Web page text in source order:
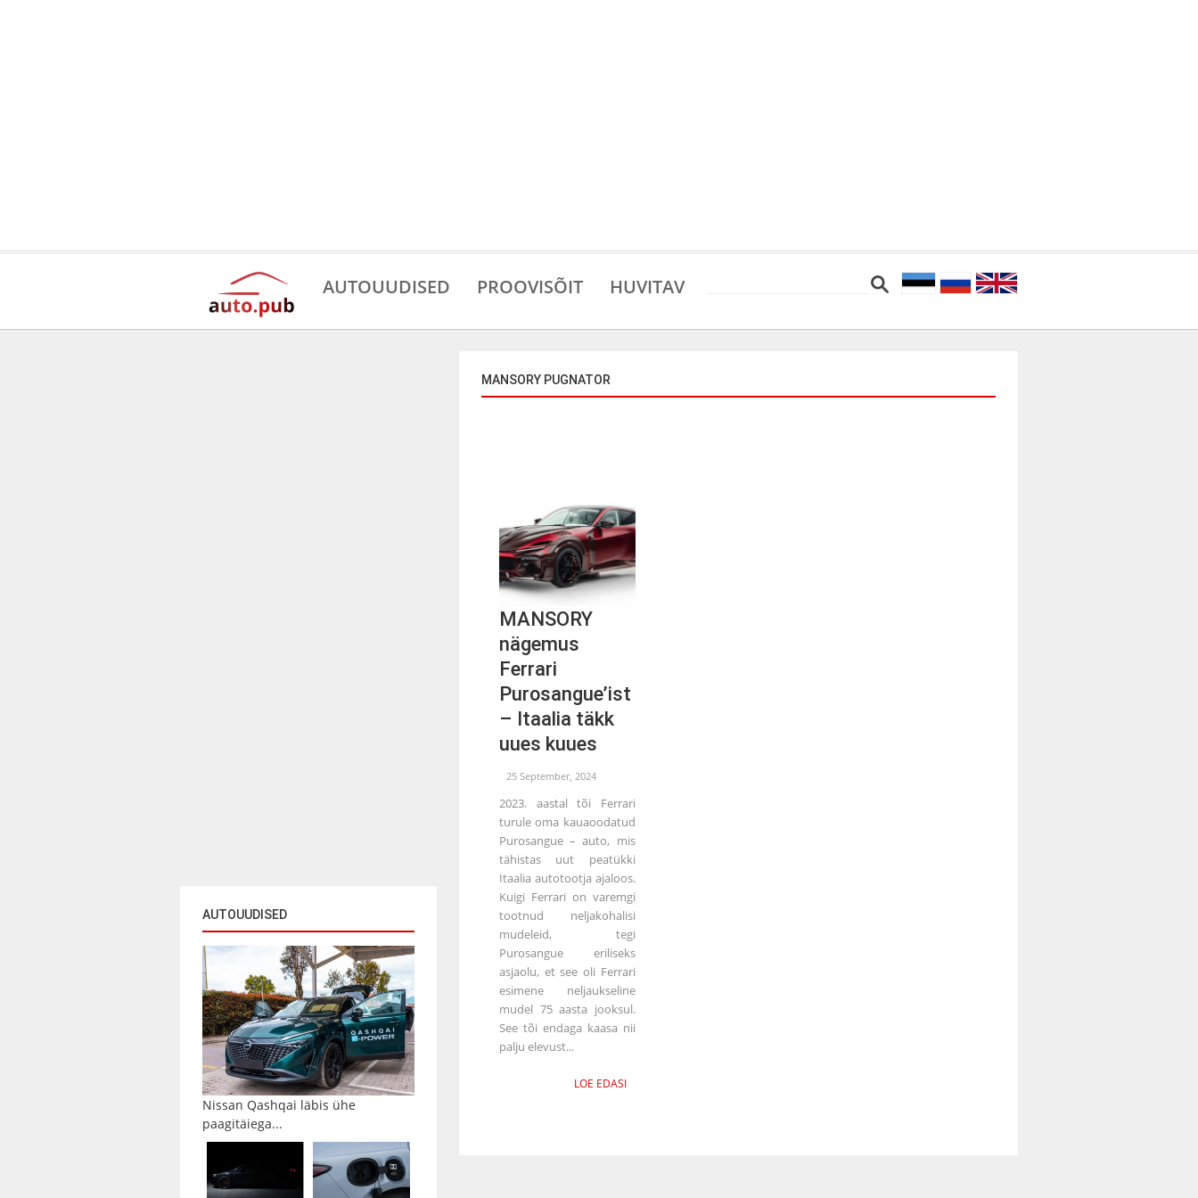
AUTOUUDISED PROOVISÕIT HUVITAV
AUTOUUDISED
Nissan Qashqai läbis ühe
paagitäiega...
MANSORY PUGNATOR
MANSORY
nägemus
Ferrari
Purosangue’ist
– Itaalia täkk
uues kuues
25 September, 2024
2023. aastal tõi Ferrari
turule oma kauaoodatud
Purosangue – auto, mis
tähistas uut peatükki
Itaalia autotootja ajaloos.
Kuigi Ferrari on varemgi
tootnud neljakohalisi
mudeleid, tegi
Purosangue eriliseks
asjaolu, et see oli Ferrari
esimene neljaukseline
mudel 75 aasta jooksul.
See tõi endaga kaasa nii
palju elevust...
LOE EDASI